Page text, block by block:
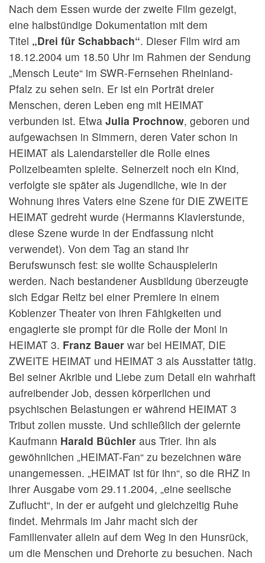
Nach dem Essen wurde der zweite Film gezeigt,
eine halbstündige Dokumentation mit dem
Titel „Drei für Schabbach“. Dieser Film wird am
18.12.2004 um 18.50 Uhr im Rahmen der Sendung
„Mensch Leute“ im SWR-Fernsehen Rheinland-
Pfalz zu sehen sein. Er ist ein Porträt dreier
Menschen, deren Leben eng mit HEIMAT
verbunden ist. Etwa Julia Prochnow, geboren und
aufgewachsen in Simmern, deren Vater schon in
HEIMAT als Laiendarsteller die Rolle eines
Polizeibeamten spielte. Seinerzeit noch ein Kind,
verfolgte sie später als Jugendliche, wie in der
Wohnung ihres Vaters eine Szene für DIE ZWEITE
HEIMAT gedreht wurde (Hermanns Klavierstunde,
diese Szene wurde in der Endfassung nicht
verwendet). Von dem Tag an stand ihr
Berufswunsch fest: sie wollte Schauspielerin
werden. Nach bestandener Ausbildung überzeugte
sich Edgar Reitz bei einer Premiere in einem
Koblenzer Theater von ihren Fähigkeiten und
engagierte sie prompt für die Rolle der Moni in
HEIMAT 3. Franz Bauer war bei HEIMAT, DIE
ZWEITE HEIMAT und HEIMAT 3 als Ausstatter tätig.
Bei seiner Akribie und Liebe zum Detail ein wahrhaft
aufreibender Job, dessen körperlichen und
psychischen Belastungen er während HEIMAT 3
Tribut zollen musste. Und schließlich der gelernte
Kaufmann Harald Büchler aus Trier. Ihn als
gewöhnlichen „HEIMAT-Fan“ zu bezeichnen wäre
unangemessen. „HEIMAT ist für ihn“, so die RHZ in
ihrer Ausgabe vom 29.11.2004, „eine seelische
Zuflucht“, in der er aufgeht und gleichzeitig Ruhe
findet. Mehrmals im Jahr macht sich der
Familienvater allein auf dem Weg in den Hunsrück,
um die Menschen und Drehorte zu besuchen. Nach